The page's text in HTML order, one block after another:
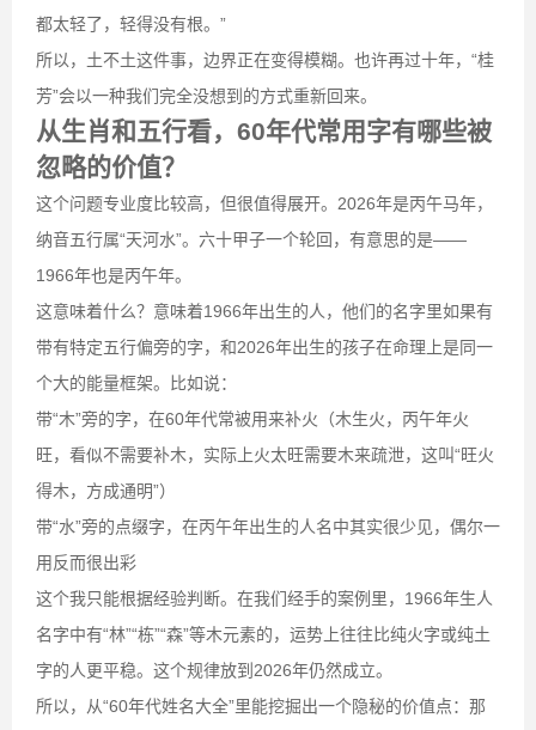
都太轻了，轻得没有根。”
所以，土不土这件事，边界正在变得模糊。也许再过十年，“桂
芳”会以一种我们完全没想到的方式重新回来。
从生肖和五行看，60年代常用字有哪些被
忽略的价值？
这个问题专业度比较高，但很值得展开。2026年是丙午马年，
纳音五行属“天河水”。六十甲子一个轮回，有意思的是——
1966年也是丙午年。
这意味着什么？意味着1966年出生的人，他们的名字里如果有
带有特定五行偏旁的字，和2026年出生的孩子在命理上是同一
个大的能量框架。比如说：
带“木”旁的字，在60年代常被用来补火（木生火，丙午年火
旺，看似不需要补木，实际上火太旺需要木来疏泄，这叫“旺火
得木，方成通明”）
带“水”旁的点缀字，在丙午年出生的人名中其实很少见，偶尔一
用反而很出彩
这个我只能根据经验判断。在我们经手的案例里，1966年生人
名字中有“林”“栋”“森”等木元素的，运势上往往比纯火字或纯土
字的人更平稳。这个规律放到2026年仍然成立。
所以，从“60年代姓名大全”里能挖掘出一个隐秘的价值点：那